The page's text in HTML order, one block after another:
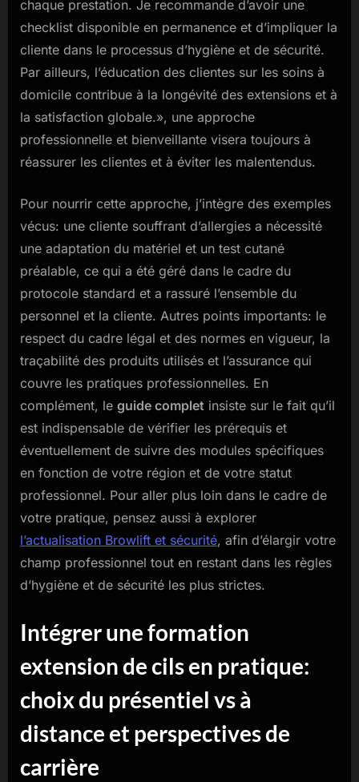
chaque prestation. Je recommande d’avoir une
checklist disponible en permanence et d’impliquer la
cliente dans le processus d’hygiène et de sécurité.
Par ailleurs, l’éducation des clientes sur les soins à
domicile contribue à la longévité des extensions et à
la satisfaction globale.», une approche
professionnelle et bienveillante visera toujours à
réassurer les clientes et à éviter les malentendus.
Pour nourrir cette approche, j’intègre des exemples
vécus: une cliente souffrant d’allergies a nécessité
une adaptation du matériel et un test cutané
préalable, ce qui a été géré dans le cadre du
protocole standard et a rassuré l’ensemble du
personnel et la cliente. Autres points importants: le
respect du cadre légal et des normes en vigueur, la
traçabilité des produits utilisés et l’assurance qui
couvre les pratiques professionnelles. En
complément, le guide complet insiste sur le fait qu’il
est indispensable de vérifier les prérequis et
éventuellement de suivre des modules spécifiques
en fonction de votre région et de votre statut
professionnel. Pour aller plus loin dans le cadre de
votre pratique, pensez aussi à explorer
l’actualisation Browlift et sécurité, afin d’élargir votre
champ professionnel tout en restant dans les règles
d’hygiène et de sécurité les plus strictes.
Intégrer une formation
extension de cils en pratique:
choix du présentiel vs à
distance et perspectives de
carrière